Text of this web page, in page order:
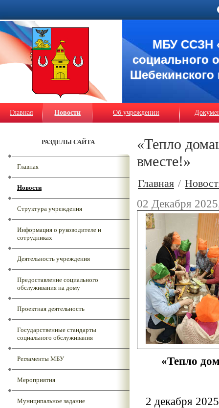
МБУ ССЗН
социального
Шебекинского
Главная Новости Об учреждении
РАЗДЕЛЫ САЙТА
Главная
Новости
Структура учреждения
Информация о руководителе и
сотрудниках
Деятельность учреждения
Предоставление социального
обслуживания на дому
Проектная деятельность
Государственные стандарты
социального обслуживания
Регламенты МБУ
Мероприятия
Муниципальное задание
«Тепло
вместе!»
Главная /
02 Декабря
«Тепло
2 декабря